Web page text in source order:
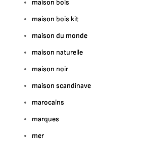
maison bois
maison bois kit
maison du monde
maison naturelle
maison noir
maison scandinave
marocains
marques
mer